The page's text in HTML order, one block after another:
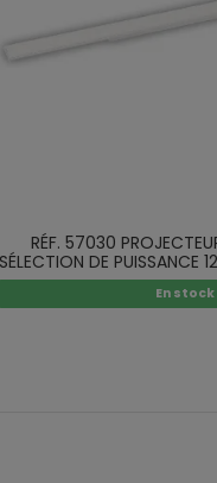
RÉF. 57030
SÉLECTION DE PUISSANCE
BLANC
En stock